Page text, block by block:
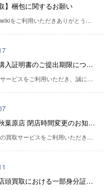
】梱包に関するお願い
いつも買取wikiをご利用いただきありがとうございます。 近頃、複数の商品をラップやストレッチフィルムで固定した状態でお送りいただくケースが増えております。 このような梱包は、商品の取り出しや検品作業に大幅な時間を要するほか、 商品箱の潰れや擦れ傷などの原因となる場合がございます。 お荷物をお送りいただく際は、商品ごとの個別梱包にご協力をお願いいたします。 梱包例につきましては、下記画像をご確認ください。 【OK・NG梱包例はこちら】 【推奨】 ・エアーキャップ（プチプチ）での商品ごとの個別梱包 ・紙製緩衝材での商品ごとの保護 【ご遠慮ください】 ・ラップ・ストレッチフィルム等での梱包 ・商品同士を直接固定する梱包 ・新聞紙、チラシ等を使用した梱包 なお、梱包状態が著しく悪く、商品確認や検品作業に支障をきたすと当店が判断した場合は、 査定を行わず、お荷物を着払いにて返送させていただきます。 また、改善が見られない場合や、当店の運営に支障をきたす梱包が継続される場合は、 今後のお取引を制限、またはお荷物の受取をお断りさせていただく場合がございます。 円滑なお取引のため、ご理解とご協力のほどよろしくお願いいたします。
【重要】購入証明書のご提出期限につきまして
いつも当社サービスをご利用いただき、誠にありがとうございます。 【宅配買取利用時】 購入証明書のご提出期限は、これまでの「1週間以内」から、 当社からのご案内メール送信後 ２営業日以内【４８時間】へ変更いたします。 ※3/ 23 到着分より適用 なお、提出期限が過ぎた場合は 価格保証が失効 となり、 購入証明書到着時とお申し込み時の価格を比較し、【低い方の価格】で再査定となります。 何卒ご理解とご協力のほど、よろしくお願い申し上げます。
【重要】秋葉原店 閉店時間変更のお知らせ
いつも当店の買取サービスをご利用いただき、誠にありがとうございます。 2026年3月7日（土）より、秋葉原店の営業時間を下記の通り変更いたします。 ■ 秋葉原店 営業時間：10:30 ～ 19:00 お客様にはご不便をおかけいたしますが、 何卒ご理解賜りますようお願い申し上げます。 なお、下記店舗につきましてはこれまで通りの営業時間で営業いたします。 ・入谷店 ・銀座店 ・高田馬場店 ・池袋店 ・新宿西口店 今後とも買取wikiをよろしくお願い申し上げます。
【重要】店頭買取における一部身分証明書の取り扱い変更（廃止）のお知らせ